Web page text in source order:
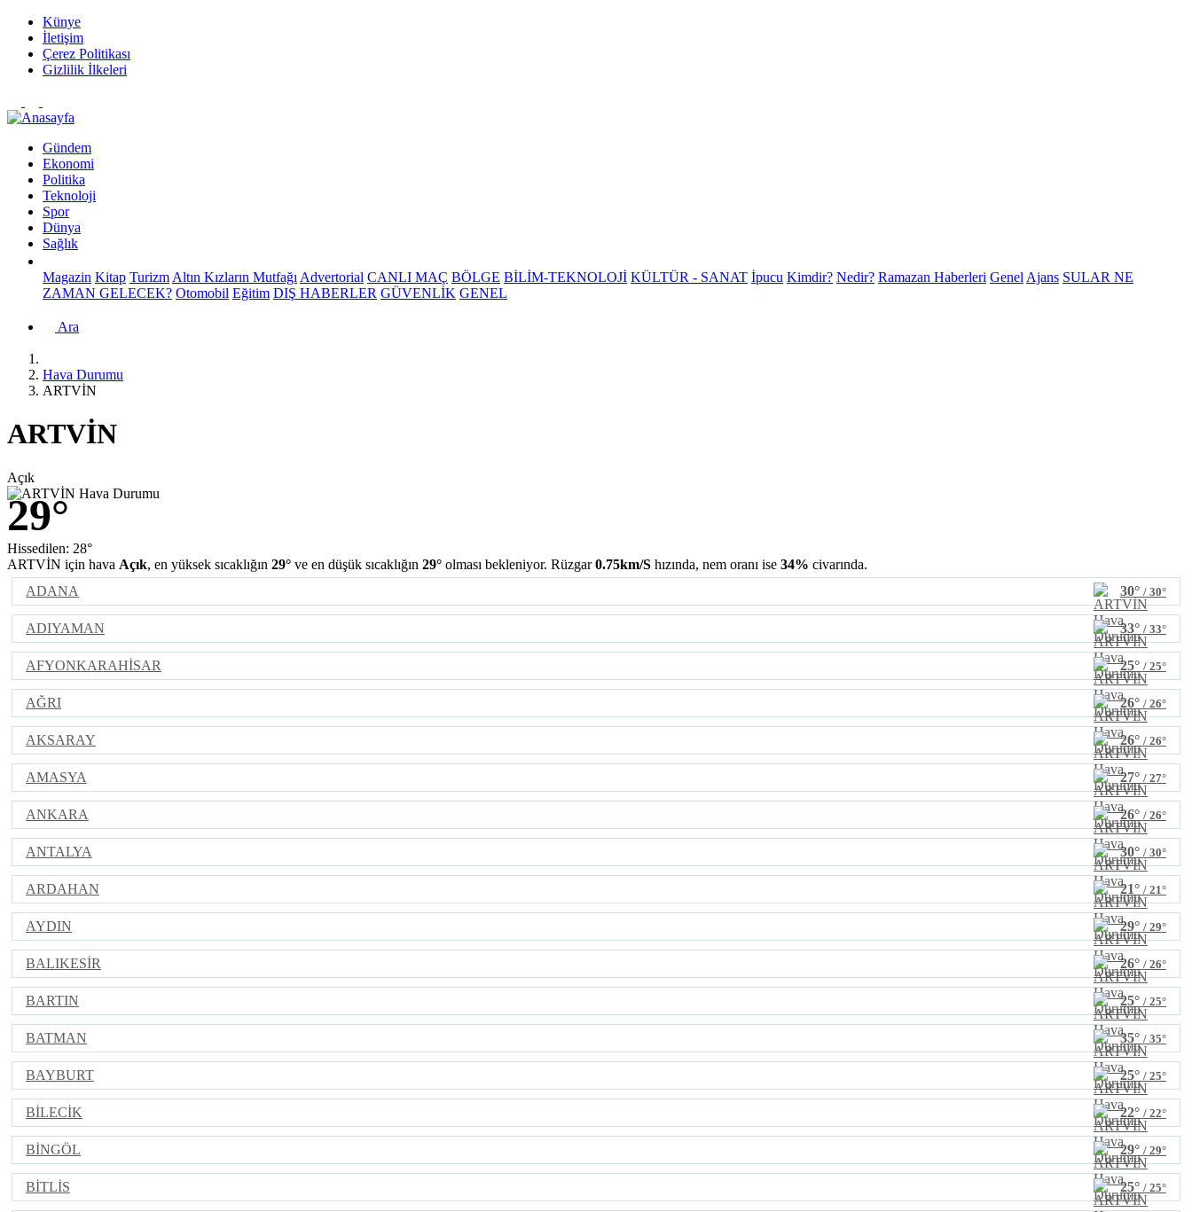
Künye
İletişim
Çerez Politikası
Gizlilik İlkeleri
Gündem
Ekonomi
Politika
Teknoloji
Spor
Dünya
Sağlık
Magazin Kitap Turizm Altın Kızların Mutfağı Advertorial CANLI MAÇ BÖLGE BİLİM-TEKNOLOJİ KÜLTÜR - SANAT İpucu Kimdir? Nedir? Ramazan Haberleri Genel Ajans SULAR NE
ZAMAN GELECEK? Otomobil Eğitim DIŞ HABERLER GÜVENLİK GENEL
Ara
Hava Durumu
ARTVİN
ARTVİN
Açık
29°
Hissedilen: 28°
ARTVİN için hava Açık, en yüksek sıcaklığın 29° ve en düşük sıcaklığın 29° olması bekleniyor. Rüzgar0.75km/S hızında, nem oranı ise 34% civarında.
ADANA
30° / 30°
ADIYAMAN 33° / 33°
AFYONKARAHİSAR 25° / 25°
AĞRI 26° / 26°
AKSARAY 26° / 26°
AMASYA 27° / 27°
ANKARA 26° / 26°
ANTALYA 30° / 30°
ARDAHAN 21° / 21°
AYDIN 29° / 29°
BALIKESİR 26° / 26°
BARTIN 25° / 25°
BATMAN 35° / 35°
BAYBURT 25° / 25°
BİLECİK 22° / 22°
BİNGÖL 29° / 29°
BİTLİS 25° / 25°